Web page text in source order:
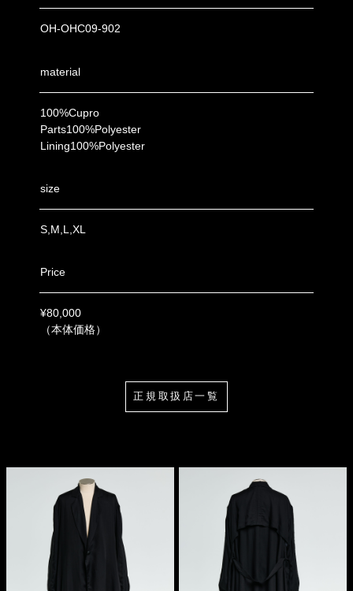
OH-OHC09-902
material
100%Cupro
Parts100%Polyester
Lining100%Polyester
size
S,M,L,XL
Price
¥80,000
（本体価格）
正規取扱店一覧